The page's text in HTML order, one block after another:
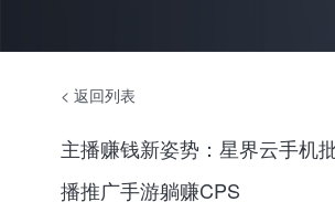
< 返回列表
主播赚钱新姿势：星界云手机
播推广手游躺赚CPS